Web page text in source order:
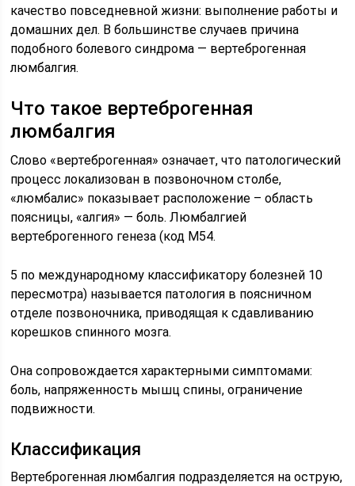
качество повседневной жизни: выполнение работы и
домашних дел. В большинстве случаев причина
подобного болевого синдрома — вертеброгенная
люмбалгия.
Что такое вертеброгенная
люмбалгия
Слово «вертеброгенная» означает, что патологический
процесс локализован в позвоночном столбе,
«люмбалис» показывает расположение – область
поясницы, «алгия» — боль. Люмбалгией
вертеброгенного генеза (код M54.
5 по международному классификатору болезней 10
пересмотра) называется патология в поясничном
отделе позвоночника, приводящая к сдавливанию
корешков спинного мозга.
Она сопровождается характерными симптомами:
боль, напряженность мышц спины, ограничение
подвижности.
Классификация
Вертеброгенная люмбалгия подразделяется на острую,